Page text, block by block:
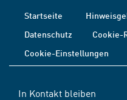
Startseite
Datenschutz
Cookie-
Cookie-Einstellungen
In Kontakt bleiben